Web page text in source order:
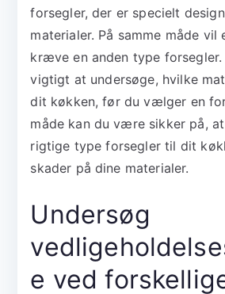
forsegler, der er specielt
materialer. På samme måde
kræve en anden type
vigtigt at undersøge, hvilke
dit køkken, før du vælger en
måde kan du være sikker på,
rigtige type forsegler til dit
skader på dine materialer.
Undersøg
e ved